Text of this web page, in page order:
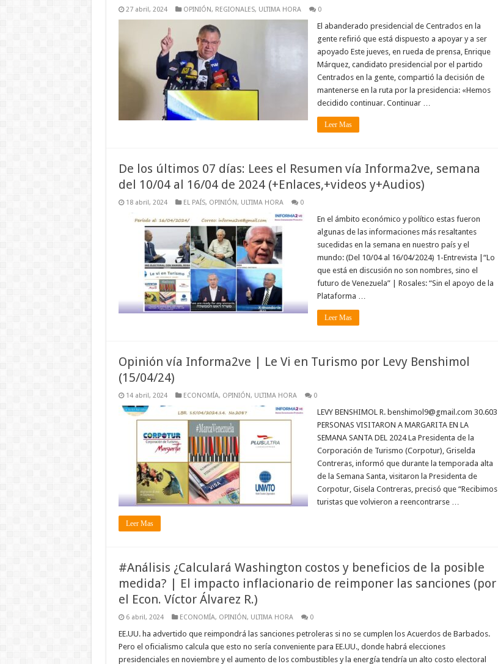
27 abril, 2024 OPINIÓN, REGIONALES, ULTIMA HORA 0
El abanderado presidencial de Centrados en la
gente refirió que está dispuesto a apoyar y a ser
apoyado Este jueves, en rueda de prensa, Enrique
Márquez, candidato presidencial por el partido
Centrados en la gente, compartió la decisión de
mantenerse en la ruta por la presidencia: «Hemos
decidido continuar. Continuar …
Leer Mas
De los últimos 07 días: Lees el Resumen vía Informa2ve, semana
del 10/04 al 16/04 de 2024 (+Enlaces,+videos y+Audios)
18 abril, 2024 EL PAÍS, OPINIÓN, ULTIMA HORA 0
En el ámbito económico y político estas fueron
algunas de las informaciones más resaltantes
sucedidas en la semana en nuestro país y el
mundo: (Del 10/04 al 16/04/2024) 1-Entrevista |“Lo
que está en discusión no son nombres, sino el
futuro de Venezuela” | Rosales: “Sin el apoyo de la
Plataforma …
Leer Mas
Opinión vía Informa2ve | Le Vi en Turismo por Levy Benshimol
(15/04/24)
14 abril, 2024 ECONOMÍA, OPINIÓN, ULTIMA HORA 0
LEVY BENSHIMOL R. benshimol9@gmail.com 30.603
PERSONAS VISITARON A MARGARITA EN LA
SEMANA SANTA DEL 2024 La Presidenta de la
Corporación de Turismo (Corpotur), Griselda
Contreras, informó que durante la temporada alta
de la Semana Santa, visitaron la Presidenta de
Corpotur, Gisela Contreras, precisó que “Recibimos
turistas que volvieron a reencontrarse …
Leer Mas
#Análisis ¿Calculará Washington costos y beneficios de la posible
medida? | El impacto inflacionario de reimponer las sanciones (por
el Econ. Víctor Álvarez R.)
6 abril, 2024 ECONOMÍA, OPINIÓN, ULTIMA HORA 0
EE.UU. ha advertido que reimpondrá las sanciones petroleras si no se cumplen los Acuerdos de Barbados.
Pero el oficialismo calcula que esto no sería conveniente para EE.UU., donde habrá elecciones
presidenciales en noviembre y el aumento de los combustibles y la energía tendría un alto costo electoral